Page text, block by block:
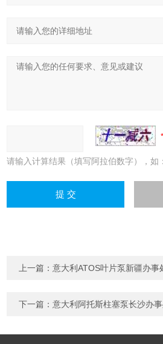
请输入计算结果（填写阿拉伯数字），如
上一篇：意大利ATOS叶片泵新疆办事
下一篇：意大利阿托斯柱塞泵长沙办